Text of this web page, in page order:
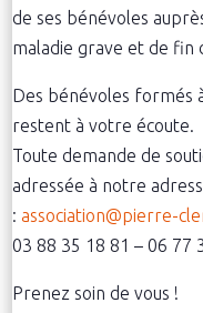
de ses bénévoles
maladie grave et de fin
Des bénévoles formés
restent à votre écoute.
Toute demande de
adressée à notre
: association@pierre-
03 88 35 18 81 – 06 77
Prenez soin de vous !